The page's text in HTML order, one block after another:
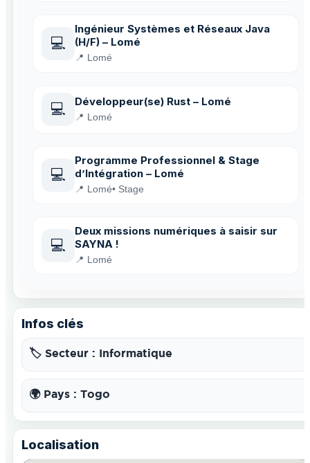
💻
Ingénieur Systèmes et Réseaux Java
(H/F) – Lomé
📍 Lomé
💻 Développeur(se) Rust – Lomé
📍 Lomé
💻
Programme Professionnel & Stage
d’Intégration – Lomé
📍 Lomé• Stage
💻
Deux missions numériques à saisir sur
SAYNA !
📍 Lomé
Infos clés
🏷️ Secteur : Informatique
🌍 Pays : Togo
Localisation